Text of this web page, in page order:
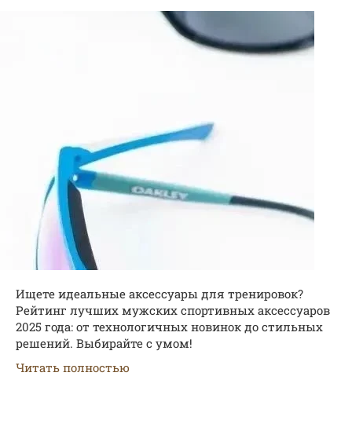
Ищете идеальные аксессуары для тренировок?
Рейтинг лучших мужских спортивных аксессуаров
2025 года: от технологичных новинок до стильных
решений. Выбирайте с умом!
Читать полностью